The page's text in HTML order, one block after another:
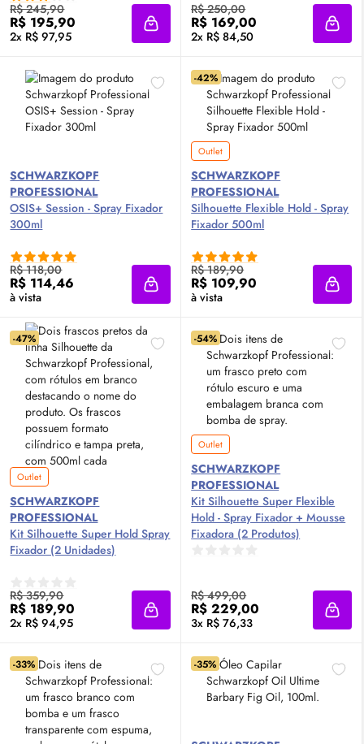
R$ 245,90
R$ 195,90
2x R$ 97,95 Adicionar à sacola
R$ 250,00
R$ 169,00
2x R$ 84,50
SCHWARZKOPF
PROFESSIONAL
OSIS+ Session - Spray Fixador
300ml
R$ 118,00
R$ 114,46
à vista Adicionar à sacola
-42%
Outlet
SCHWARZKOPF
PROFESSIONAL
Silhouette Flexible Hold - Spray
Fixador 500ml
R$ 189,90
R$ 109,90
à vista
-47%
Outlet
SCHWARZKOPF
PROFESSIONAL
Kit Silhouette Super Hold Spray
Fixador (2 Unidades)
R$ 359,90
R$ 189,90
2x R$ 94,95 Adicionar à sacola
-54%
Outlet
SCHWARZKOPF
PROFESSIONAL
Kit Silhouette Super Flexible
Hold - Spray Fixador + Mousse
Fixadora (2 Produtos)
R$ 499,00
R$ 229,00
3x R$ 76,33
-33% -35%